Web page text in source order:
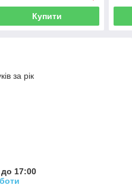
Купити
за рік
17:00